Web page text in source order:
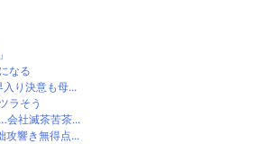
なる
り決意も母...
ラそう
会社滅茶苦茶...
響き無得点...